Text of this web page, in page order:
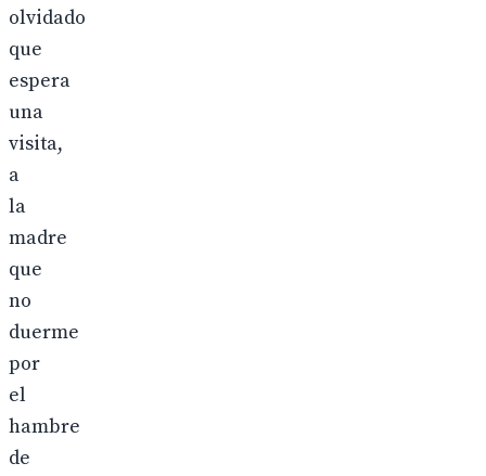
olvidado
que
espera
una
visita,
a
la
madre
que
no
duerme
por
el
hambre
de